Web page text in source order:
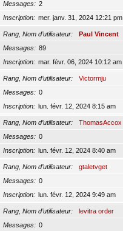
Messages
2
Inscription
mer. janv. 31, 2024 12:21 pm
Rang, Nom d’utilisateur
Paul Vincent
Messages
89
Inscription
mar. févr. 06, 2024 10:12 am
Rang, Nom d’utilisateur
Victormju
Messages
0
Inscription
lun. févr. 12, 2024 8:15 am
Rang, Nom d’utilisateur
ThomasAccox
Messages
0
Inscription
lun. févr. 12, 2024 8:40 am
Rang, Nom d’utilisateur
gtaletvget
Messages
0
Inscription
lun. févr. 12, 2024 9:49 am
Rang, Nom d’utilisateur
levitra order
Messages
0